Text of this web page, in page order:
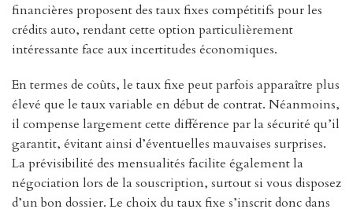
financières proposent des taux fixes compétitifs pour les
crédits auto, rendant cette option particulièrement
intéressante face aux incertitudes économiques.
En termes de coûts, le taux fixe peut parfois apparaître plus
élevé que le taux variable en début de contrat. Néanmoins,
il compense largement cette différence par la sécurité qu’il
garantit, évitant ainsi d’éventuelles mauvaises surprises.
La prévisibilité des mensualités facilite également la
négociation lors de la souscription, surtout si vous disposez
d’un bon dossier. Le choix du taux fixe s’inscrit donc dans